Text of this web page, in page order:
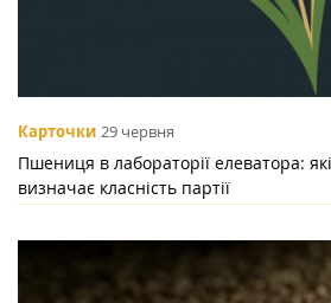
Карточки 29 червня
Пшениця в лабораторії елеватора:
визначає класність партії